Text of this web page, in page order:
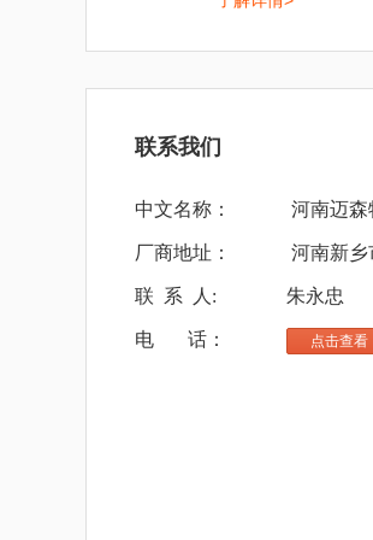
联系我们
中文名称： 河南迈森
厂商地址： 河南新
联 系 人: 朱永忠
电 话： 点击查看